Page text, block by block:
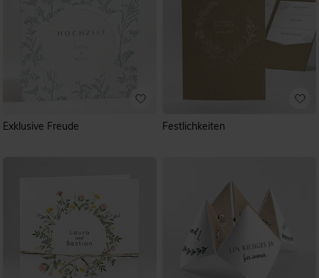
Exklusive Freude Festlichkeiten